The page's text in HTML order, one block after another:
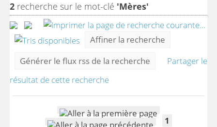
2 recherche sur le mot-clé 'Mères'
Affiner la recherche
Générer le flux rss de la recherche
Partager le
résultat de cette recherche
1